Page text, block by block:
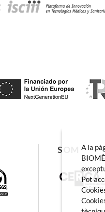
SOM
A la
Pot